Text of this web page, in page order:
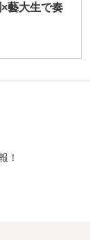
藝大生で奏
！